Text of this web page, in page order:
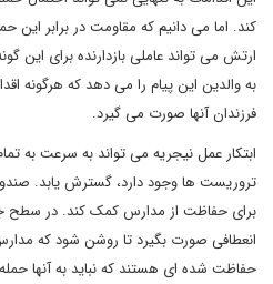
کند. اما می دانیم که مقاومت در برابر
ارتش می تواند عاملی بازدارنده برای این
به والدین این پیام را می دهد که هرگونه
فرزندان آنها صورت می گیرد.
ابتکار عمل نیجریه می تواند به سرعت به
تروریست ها وجود دارد، گسترش یابد.
برای حفاظت از مدارس کمک کند. در سطح
انعطافی صورت بگیرد تا روشن شود که
حفاظت شده ای هستند که نباید به آنها